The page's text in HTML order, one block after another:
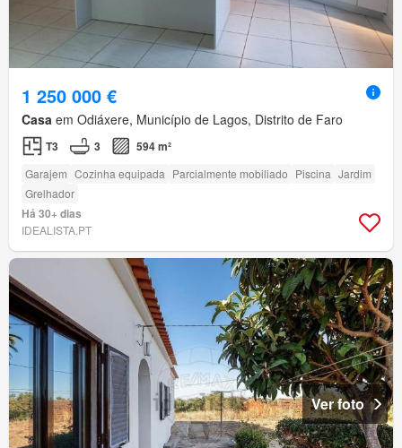
1 250 000 €
Casa em Odiáxere, Município de Lagos, Distrito de Faro
T3 3 594 m²
Garajem Cozinha equipada Parcialmente mobiliado Piscina Jardim
Grelhador
Há 30+ dias
IDEALISTA.PT
Ver foto